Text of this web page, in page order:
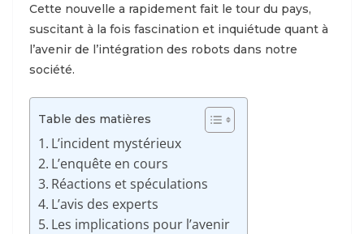
Cette nouvelle a rapidement fait le tour du pays,
suscitant à la fois fascination et inquiétude quant à
l’avenir de l’intégration des robots dans notre
société.
Table des matières
L’incident mystérieux
L’enquête en cours
Réactions et spéculations
L’avis des experts
Les implications pour l’avenir